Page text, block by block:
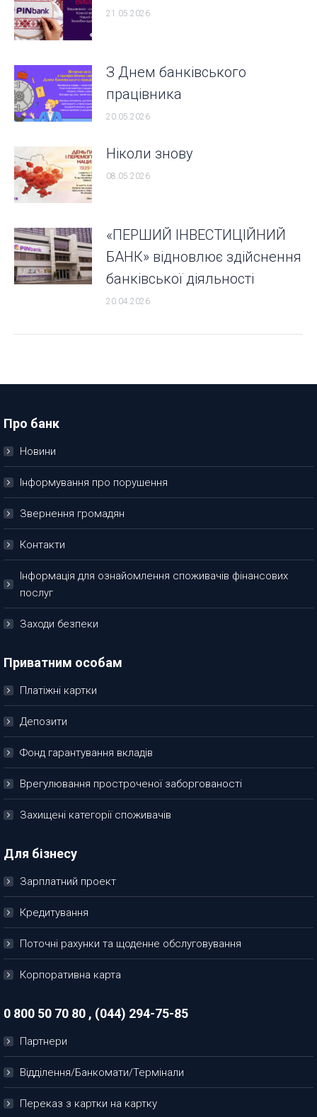
21.05.2026
З Днем банківського
працівника
20.05.2026
Ніколи знову
08.05.2026
«ПЕРШИЙ ІНВЕСТИЦІЙНИЙ
БАНК» відновлює здійснення
банківської діяльності
20.04.2026
Про банк
Новини
Інформування про порушення
Звернення громадян
Контакти
Інформація для ознайомлення споживачів фінансових
послуг
Заходи безпеки
Приватним особам
Платіжні картки
Депозити
Фонд гарантування вкладів
Врегулювання простроченої заборгованості
Захищені категорії споживачів
Для бізнесу
Зарплатний проект
Кредитування
Поточні рахунки та щоденне обслуговування
Корпоративна карта
0 800 50 70 80 , (044) 294-75-85
Партнери
Відділення/Банкомати/Термінали
Переказ з картки на картку